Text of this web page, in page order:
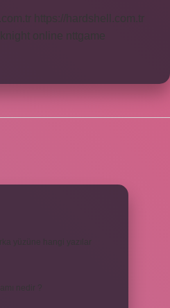
https://hardshell.com.tr
knight online
nttgame